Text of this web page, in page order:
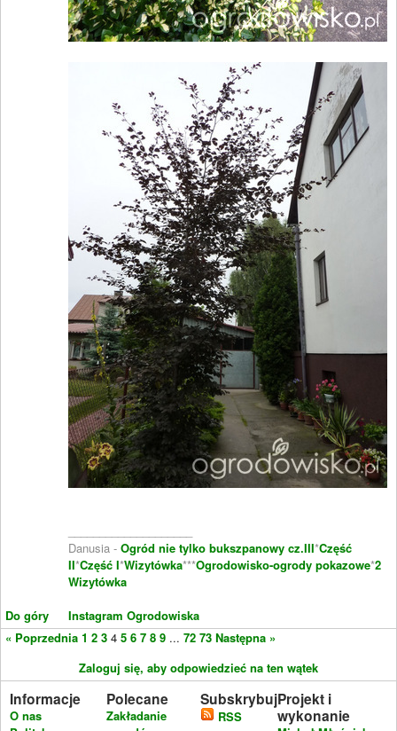
Do góry
Danusia - Ogród nie tylko bukszpanowy cz.III*Część
II*Część I*Wizytówka***Ogrodowisko-ogrody pokazowe*2
Wizytówka
Instagram Ogrodowiska
« Poprzednia 1 2 3 4 5 6 7 8 9 ... 72 73 Następna »
Zaloguj się, aby odpowiedzieć na ten wątek
Informacje
O nas
Polecane
Zakładanie
Subskrybuj
RSS
Projekt i
wykonanie